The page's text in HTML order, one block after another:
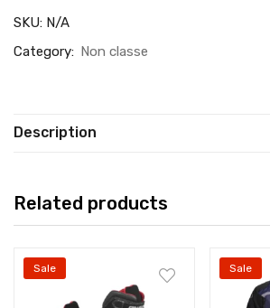
SKU: N/A
Category: Non classe
Description
Related products
Sale Sale